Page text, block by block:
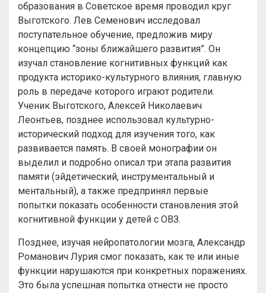
образования в Советское время проводил круг
Выготского. Лев Семенович исследовал
поступательное обучение, предложив миру
концепцию “зоны ближайшего развития”. Он
изучал становление когнитивных функций как
продукта историко-культурного влияния, главную
роль в передаче которого играют родители.
Ученик Выготского, Алексей Николаевич
Леонтьев, позднее использовал культурно-
исторический подход для изучения того, как
развивается память. В своей монографии он
выделил и подробно описал три этапа развития
памяти (эйдетический, инструментальный и
ментальный), а также предпринял первые
попытки показать особенности становления этой
когнитивной функции у детей с ОВЗ.
Позднее, изучая нейропатологии мозга, Александр
Романович Лурия смог показать, как те или иные
функции нарушаются при конкретных поражениях.
Это была успешная попытка отнести не просто